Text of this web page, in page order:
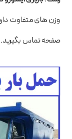
وزن های متفاوت
صفحه تماس بگیرید.